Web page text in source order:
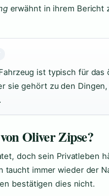
erwähnt in ihrem Bericht
ist typisch für
sie gehört zu den
Oliver Zipse?
doch sein Privatleben
taucht immer wieder der
bestätigen dies nicht.